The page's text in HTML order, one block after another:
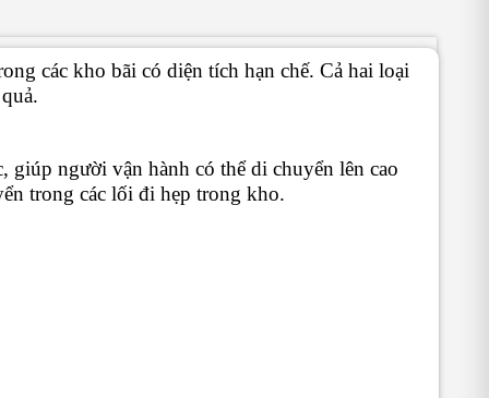
các kho bãi có diện tích hạn chế. Cả hai loại
giúp người vận hành có thể di chuyển lên cao
trong các lối đi hẹp trong kho.